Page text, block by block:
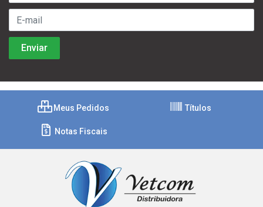
Meus Pedidos Títulos
Notas Fiscais